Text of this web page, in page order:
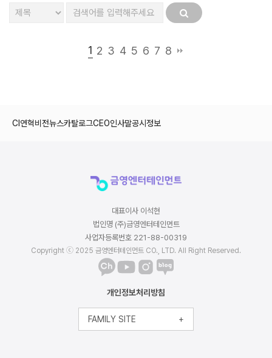
1 2 3 4 5 6 7 8
CI 연혁비전뉴스카탈로그CEO인사말공시정보
대표이사 이석현
법인명 (주)금영엔터테인먼트
사업자등록번호 221-88-00319
Copyright ⓒ 2025 금영엔터테인먼트 CO., LTD. All Right Reserved.
개인정보처리방침
FAMILY SITE +